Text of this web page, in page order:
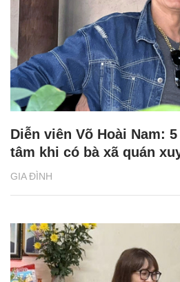
GIA ĐÌNH
Diễn viên Võ Hoài Nam:
tâm khi có bà xã quán